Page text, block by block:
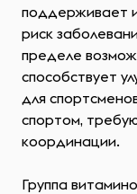
поддерживает
риск
пределе
способствует
для
спортом,
координации.
Группа